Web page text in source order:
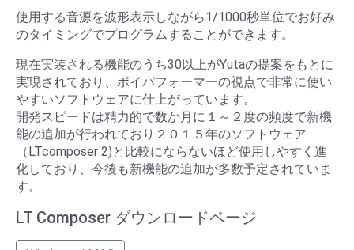
使用する音源を波形表示しながら1/1000秒単位でお好み
のタイミングでプログラムすることができます。
現在実装される機能のうち30以上がYutaの提案をもとに
実現されており、ポイパフォーマーの視点で非常に使い
やすいソフトウェアに仕上がっています。
開発スピードは精力的で数か月に１～２度の頻度で新機
能の追加が行われており２０１５年のソフトウェア
（LTcomposer 2)と比較にならないほど使用しやすく進
化しており、今後も新機能の追加が多数予定されていま
す。
LT Composer ダウンロードページ